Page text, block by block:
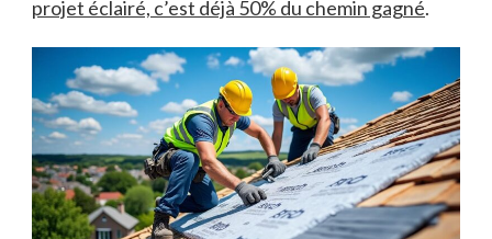
projet éclairé, c’est déjà 50% du chemin gagné.